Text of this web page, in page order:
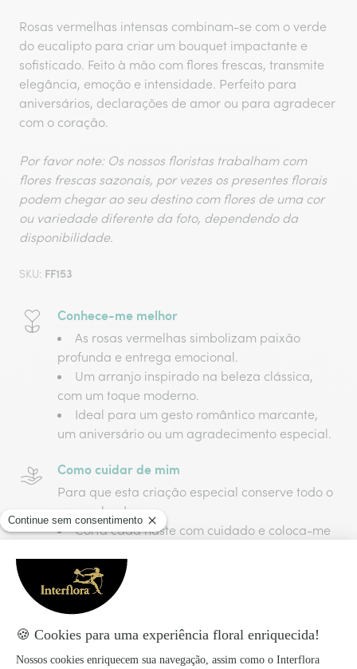
Rosas vermelhas intensas combinam-se com o verde
do eucalipto para criar um bouquet impactante e
sofisticado. Feito à mão com flores frescas, transmite
elegância, emoção e intensidade. Perfeito para
aniversários, declarações de amor ou para agradecer
com o coração.
Por favor note: Os nossos floristas trabalham com
flores frescas sazonais, por vezes os presentes florais
podem chegar ao seu destino com flores de uma cor
ou variedade diferente da foto, dependendo da
disponibilidade.
SKU: FF153
Conhece-me melhor
As rosas vermelhas simbolizam paixão
profunda e entrega emocional.
Um arranjo inspirado na beleza clássica,
com um toque moderno.
Ideal para um gesto romântico marcante,
um aniversário ou um agradecimento especial.
Como cuidar de mim
Para que esta criação especial conserve todo o
seu esplendor:
Corta cada haste com cuidado e coloca-me
Prefiro um ambiente luminoso, mas sem sol
direto.
Muda a água a cada dois dias.
Deixa-me num local onde possa brilhar.